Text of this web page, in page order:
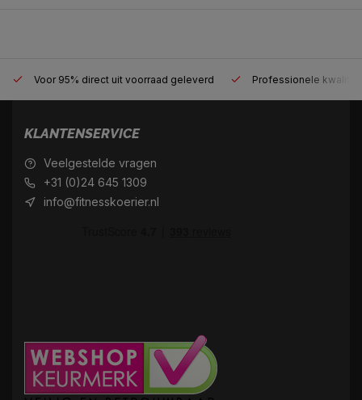
Voor 95% direct uit voorraad geleverd Professionele
KLANTENSERVICE
Veelgestelde vragen
+31 (0)24 645 1309
info@fitnesskoerier.nl